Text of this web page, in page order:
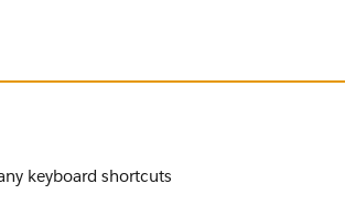
keyboard shortcuts